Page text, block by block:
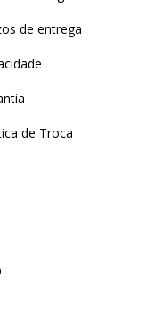
de entrega
de Troca